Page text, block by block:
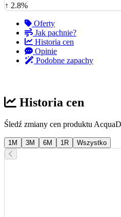
↑ 2.8%
Oferty
Jak pachnie?
Historia cen
Opinie
Podobne zapachy
Historia cen
Śledź zmiany cen produktu
1M 3M 6M 1R Wszystko